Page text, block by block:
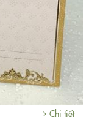
Chi tiết